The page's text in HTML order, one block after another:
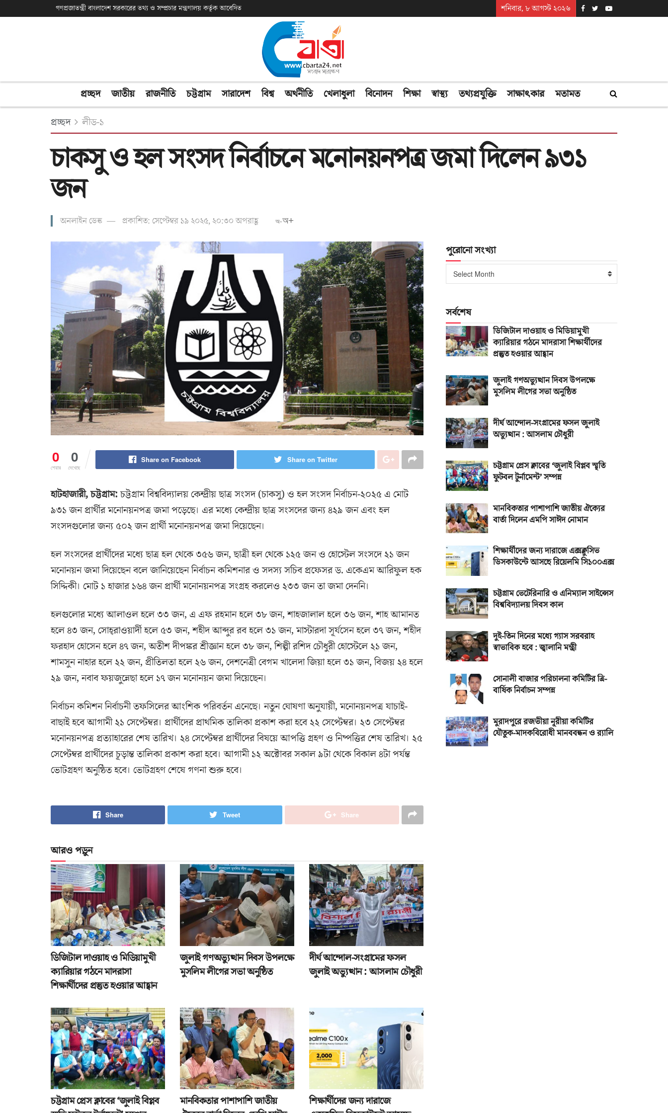
গণপ্রজাতন্ত্রী বাংলাদেশ সরকারের তথ্য ও সম্প্রচার মন্ত্রণালয় কর্তৃক আবেদিত শনিবার, ৮ আগস্ট ২০২৬
প্রচ্ছদ জাতীয় রাজনীতি চট্টগ্রাম সারাদেশ বিশ্ব অর্থনীতি খেলাধুলা বিনোদন শিক্ষা স্বাস্থ্য তথ্যপ্রযুক্তি সাক্ষাৎকার মতামত
প্রচ্ছদ লীড-১
চাকসু ও হল সংসদ নির্বাচনে মনোনয়নপত্র জমা দিলেন ৯৩১
জন
অনলাইন ডেস্ক প্রকাশিত: সেপ্টেম্বর ১৯ ২০২৫, ২০:৩০ অপরাহ্ণ অ-অ+
0
শেয়ার
0
দেখেছে
Share on Facebook Share on Twitter
হাটহাজারী, চট্টগ্রাম:চট্টগ্রাম বিশ্ববিদ্যালয় কেন্দ্রীয় ছাত্র সংসদ (চাকসু) ও হল সংসদ নির্বাচন-২০২৫ এ মোট
৯৩১ জন প্রার্থীর মনোনয়নপত্র জমা পড়েছে। এর মধ্যে কেন্দ্রীয় ছাত্র সংসদের জন্য ৪২৯ জন এবং হল
সংসদগুলোর জন্য ৫০২ জন প্রার্থী মনোনয়নপত্র জমা দিয়েছেন।
হল সংসদের প্রার্থীদের মধ্যে ছাত্র হল থেকে ৩৫৬ জন, ছাত্রী হল থেকে ১২৫ জন ও হোস্টেল সংসদে ২১ জন
মনোনয়ন জমা দিয়েছেন বলে জানিয়েছেন নির্বাচন কমিশনার ও সদস্য সচিব প্রফেসর ড. একেএম আরিফুল হক
সিদ্দিকী। মোট ১ হাজার ১৬৪ জন প্রার্থী মনোনয়নপত্র সংগ্রহ করলেও ২৩৩ জন তা জমা দেননি।
হলগুলোর মধ্যে আলাওল হলে ৩৩ জন, এ এফ রহমান হলে ৩৮ জন, শাহজালাল হলে ৩৬ জন, শাহ আমানত
হলে ৪৩ জন, সোহ্‌রাওয়ার্দী হলে ৫৩ জন, শহীদ আব্দুর রব হলে ৩১ জন, মাস্টারদা সূর্যসেন হলে ৩৭ জন, শহীদ
ফরহাদ হোসেন হলে ৪৭ জন, অতীশ দীপঙ্কর শ্রীজ্ঞান হলে ৩৮ জন, শিল্পী রশিদ চৌধুরী হোস্টেলে ২১ জন,
শামসুন নাহার হলে ২২ জন, প্রীতিলতা হলে ২৬ জন, দেশনেত্রী বেগম খালেদা জিয়া হলে ৩১ জন, বিজয় ২৪ হলে
২৯ জন, নবাব ফয়জুন্নেছা হলে ১৭ জন মনোনয়ন জমা দিয়েছেন।
নির্বাচন কমিশন নির্বাচনী তফসিলের আংশিক পরিবর্তন এনেছে। নতুন ঘোষণা অনুযায়ী, মনোনয়নপত্র যাচাই-
বাছাই হবে আগামী ২১ সেপ্টেম্বর। প্রার্থীদের প্রাথমিক তালিকা প্রকাশ করা হবে ২২ সেপ্টেম্বর। ২৩ সেপ্টেম্বর
মনোনয়নপত্র প্রত্যাহারের শেষ তারিখ। ২৪ সেপ্টেম্বর প্রার্থীদের বিষয়ে আপত্তি গ্রহণ ও নিষ্পত্তির শেষ তারিখ। ২৫
সেপ্টেম্বর প্রার্থীদের চূড়ান্ত তালিকা প্রকাশ করা হবে। আগামী ১২ অক্টোবর সকাল ৯টা থেকে বিকাল ৪টা পর্যন্ত
ভোটগ্রহণ অনুষ্ঠিত হবে। ভোটগ্রহণ শেষে গণনা শুরু হবে।
Share Tweet Share
আরও পড়ুন
ডিজিটাল দাওয়াহ ও মিডিয়ামুখী
ক্যারিয়ার গঠনে মাদরাসা
শিক্ষার্থীদের প্রস্তুত হওয়ার আহ্বান
জুলাই গণঅভ্যুত্থান দিবস উপলক্ষে
মুসলিম লীগের সভা অনুষ্ঠিত
দীর্ঘ আন্দোল-সংগ্রামের ফসল
জুলাই অভ্যুত্থান : আসলাম চৌধুরী
চট্টগ্রাম প্রেস ক্লাবের ‘জুলাই বিপ্লব
মানবিকতার পাশাপাশি জাতীয়
শিক্ষার্থীদের জন্য দারাজে
পুরোনো সংখ্যা
পুরোনো
সংখ্যা
Select Month
সর্বশেষ
ডিজিটাল দাওয়াহ ও মিডিয়ামুখী
ক্যারিয়ার গঠনে মাদরাসা শিক্ষার্থীদের
প্রস্তুত হওয়ার আহ্বান
জুলাই গণঅভ্যুত্থান দিবস উপলক্ষে
মুসলিম লীগের সভা অনুষ্ঠিত
দীর্ঘ আন্দোল-সংগ্রামের ফসল জুলাই
অভ্যুত্থান : আসলাম চৌধুরী
চট্টগ্রাম প্রেস ক্লাবের ‘জুলাই বিপ্লব স্মৃতি
ফুটবল টুর্নামেন্ট’ সম্পন্ন
মানবিকতার পাশাপাশি জাতীয় ঐক্যের
বার্তা দিলেন এমপি সাঈদ নোমান
শিক্ষার্থীদের জন্য দারাজে এক্সক্লুসিভ
ডিসকাউন্টে আসছে রিয়েলমি সি১০০এক্স
চট্টগ্রাম ভেটেরিনারি ও এনিম্যাল সাইন্সেস
বিশ্ববিদ্যালয় দিবস কাল
দুই-তিন দিনের মধ্যে গ্যাস সরবরাহ
স্বাভাবিক হবে : জ্বালানি মন্ত্রী
সোনালী বাজার পরিচালনা কমিটির ত্রি-
বার্ষিক নির্বাচন সম্পন্ন
মুরাদপুরে রজভীয়া নূরীয়া কমিটির
যৌতুক-মাদকবিরোধী মানববন্ধন ও র‌্যালি